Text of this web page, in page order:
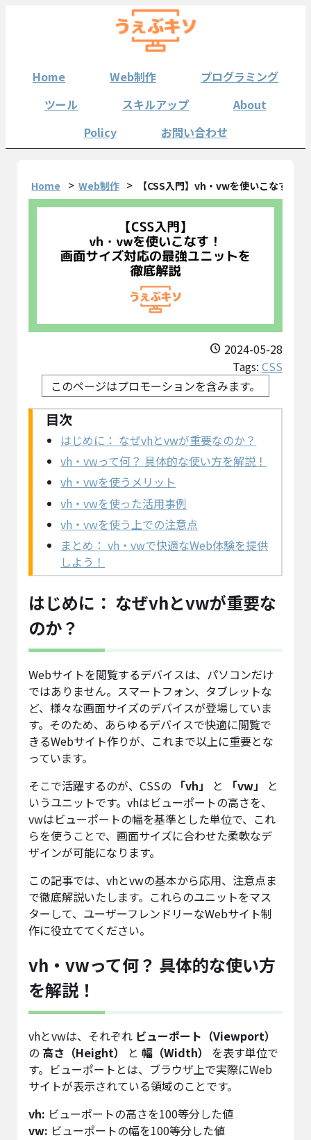
Home Web制作
プログラミング
ツール
スキルアップ
About
Policy
お問い合わせ
Home Web制作 【CSS入門】vh・vwを使いこなす！
schedule 2024-05-28
Tags: CSS
このページはプロモーションを含みます。
はじめに： なぜvhとvwが重要なのか？
vh・vwって何？ 具体的な使い方を解説！
vh・vwを使うメリット
vh・vwを使った活用事例
vh・vwを使う上での注意点
まとめ： vh・vwで快適なWeb体験を提供
しよう！
はじめに： なぜvhとvwが重要な
のか？
Webサイトを閲覧するデバイスは、パソコンだけ
ではありません。スマートフォン、タブレットな
ど、様々な画面サイズのデバイスが登場していま
す。そのため、あらゆるデバイスで快適に閲覧で
きるWebサイト作りが、これまで以上に重要とな
っています。
そこで活躍するのが、CSSの
「vh」 と 「vw」
と
いうユニットです。vhはビューポートの高さを、
vwはビューポートの幅を基準とした単位で、これ
らを使うことで、画面サイズに合わせた柔軟なデ
ザインが可能になります。
この記事では、vhとvwの基本から応用、注意点ま
で徹底解説いたします。これらのユニットをマス
ターして、ユーザーフレンドリーなWebサイト制
作に役立ててください。
vh・vwって何？ 具体的な使い方
を解説！
vhとvwは、それぞれ ビューポート（Viewport）
の 高さ（Height） と幅（Width）
を表す単位で
す。ビューポートとは、ブラウザ上で実際にWeb
サイトが表示されている領域のことです。
vh: ビューポートの高さを100等分した値
vw: ビューポートの幅を100等分した値